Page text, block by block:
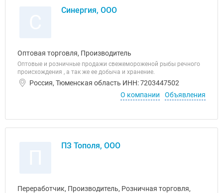
Синергия, ООО
Оптовая торговля, Производитель
Оптовые и розничные продажи свежемороженой рыбы речного
происхождения , а так же ее добыча и хранение.
Россия, Тюменская область ИНН: 7203447502
О компании
Объявления
ПЗ Тополя, ООО
Переработчик, Производитель, Розничная торговля,